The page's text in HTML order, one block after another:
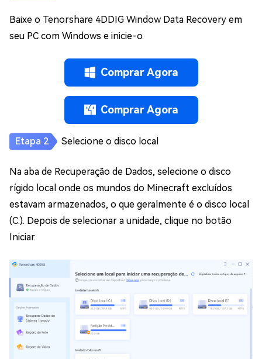
Baixe o Tenorshare 4DDIG Window Data Recovery em
seu PC com Windows e inicie-o.
Comprar Agora
Comprar Agora
Selecione o disco local
Na aba de Recuperação de Dados, selecione o disco
rígido local onde os mundos do Minecraft excluídos
estavam armazenados, o que geralmente é o disco local
(C:). Depois de selecionar a unidade, clique no botão
Iniciar.